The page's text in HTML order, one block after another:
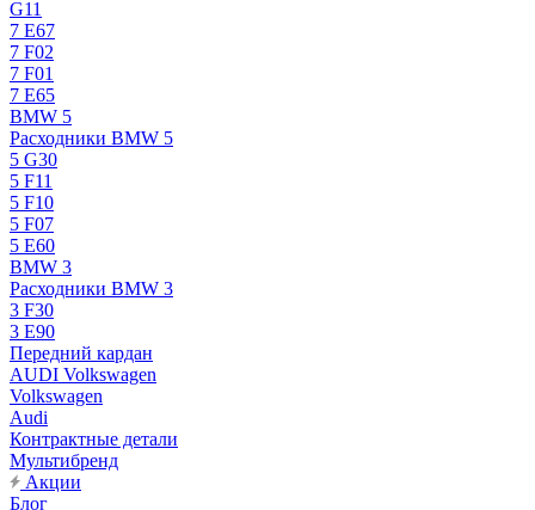
G11
7 Е67
7 F02
7 F01
7 E65
BMW 5
Расходники BMW 5
5 G30
5 F11
5 F10
5 F07
5 E60
BMW 3
Расходники BMW 3
3 F30
3 E90
Передний кардан
AUDI Volkswagen
Volkswagen
Audi
Контрактные детали
Мультибренд
Акции
Блог